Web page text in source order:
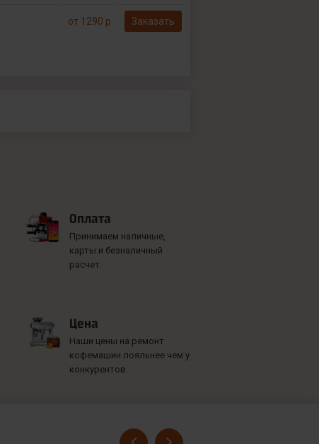
от 1290 р Заказать
Оплата
Принимаем наличные,
карты и безналичный
расчет.
Цена
Наши цены на ремонт
кофемашин лояльнее чем у
конкурентов.